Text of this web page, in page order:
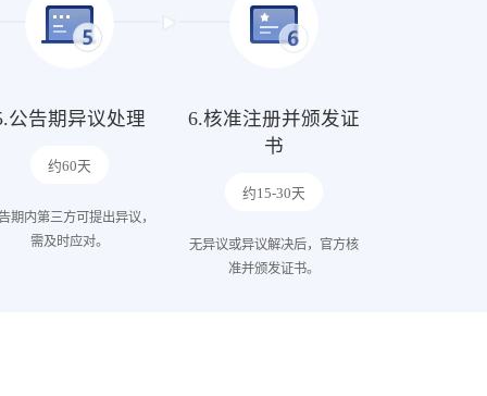
公告期异议处理
约60天
期内第三方可提出异议，
需及时应对。
6.核准注册并颁发证
书
约15-30天
无异议或异议解决后，官方核
准并颁发证书。